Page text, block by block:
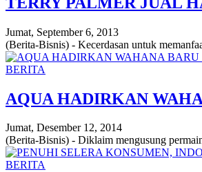
Jumat, September 6, 2013
(Berita-Bisnis) - Kecerdasan untuk
BERITA
AQUA HADIRKAN
Jumat, Desember 12, 2014
(Berita-Bisnis) - Diklaim mengusung
BERITA